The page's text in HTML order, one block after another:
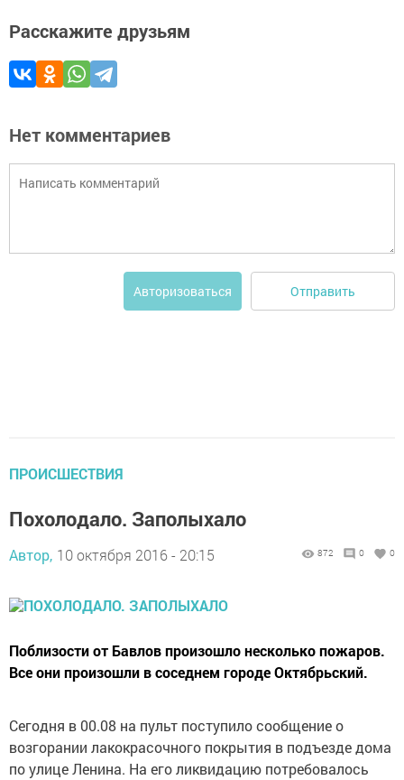
Расскажите друзьям
Нет комментариев
Авторизоваться Отправить
ПРОИСШЕСТВИЯ
Похолодало. Заполыхало
Автор, 10 октября 2016 - 20:15 872 0 0
Поблизости от Бавлов произошло несколько пожаров.
Все они произошли в соседнем городе Октябрьский.
Сегодня в 00.08 на пульт поступило сообщение о
возгорании лакокрасочного покрытия в подъезде дома
по улице Ленина. На его ликвидацию потребовалось